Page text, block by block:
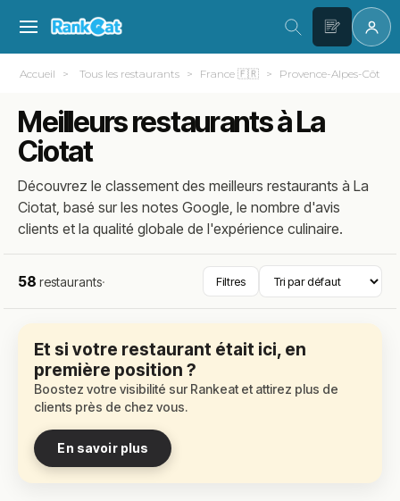
Accueil Tous les restaurants France 🇫🇷 Provence-Alpes-Côte
Meilleurs restaurants à La
Ciotat
Découvrez le classement des meilleurs restaurants à La
Ciotat, basé sur les notes Google, le nombre d'avis
clients et la qualité globale de l'expérience culinaire.
58 restaurants· Filtres
Et si votre restaurant était ici, en
première position ?
Boostez votre visibilité sur Rankeat et attirez plus de
clients près de chez vous.
En savoir plus